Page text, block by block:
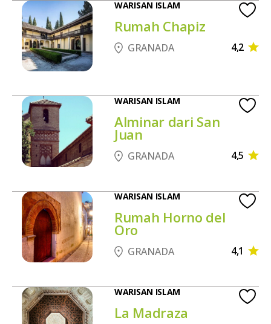
WARISAN ISLAM
Rumah Chapiz
GRANADA 4,2
WARISAN ISLAM
Alminar dari San
Juan
GRANADA 4,5
WARISAN ISLAM
Rumah Horno del
Oro
GRANADA 4,1
WARISAN ISLAM
La Madraza